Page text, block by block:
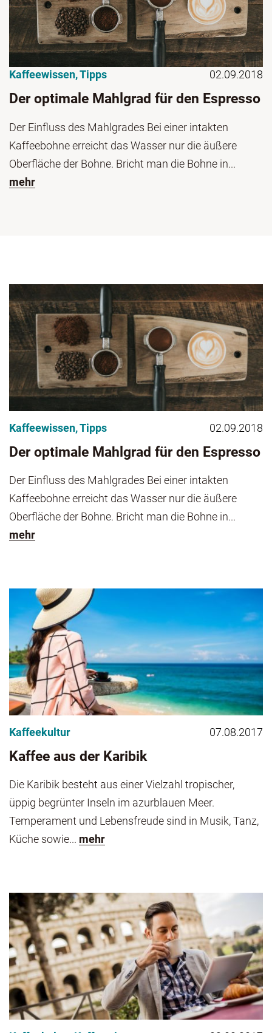
Kaffeewissen,Tipps 02.09.2018
Der optimale Mahlgrad für den Espresso
Der Einfluss des Mahlgrades Bei einer intakten
Kaffeebohne erreicht das Wasser nur die äußere
Oberfläche der Bohne. Bricht man die Bohne in...
mehr
Kaffeewissen,Tipps 02.09.2018
Der optimale Mahlgrad für den Espresso
Der Einfluss des Mahlgrades Bei einer intakten
Kaffeebohne erreicht das Wasser nur die äußere
Oberfläche der Bohne. Bricht man die Bohne in...
mehr
Kaffeekultur 07.08.2017
Kaffee aus der Karibik
Die Karibik besteht aus einer Vielzahl tropischer,
üppig begrünter Inseln im azurblauen Meer.
Temperament und Lebensfreude sind in Musik, Tanz,
Küche sowie... mehr